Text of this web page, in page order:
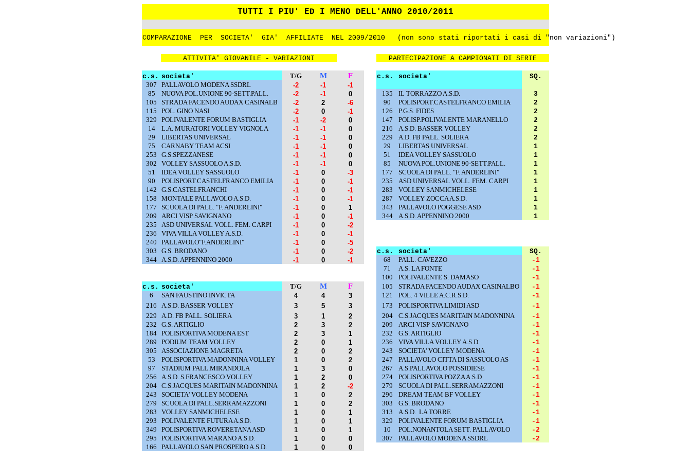
TUTTI I PIU' ED I MENO DELL'ANNO 2010/2011
COMPARAZIONE PER SOCIETA' GIA' AFFILIATE NEL 2009/2010 (non sono stati riportati i casi di "non variazioni")
ATTIVITA' GIOVANILE - VARIAZIONI PARTECIPAZIONE A CAMPIONATI DI SERIE
c.s. societa' T/G M F c.s. societa'
SQ.
307
PALLAVOLO MODENA SSDRL -2 -1
-1
85
NUOVA POL.UNIONE 90-SETT.PALL. -2 -1 0 135 IL TORRAZZO A.S.D.
3
105
STRADA FACENDO AUDAX CASINALB -2 2 -6 90 POLISPORT.CASTELFRANCO EMILIA
2
115
POL. GINO NASI -2 0 -1 126 P.G.S. FIDES
2
329
POLIVALENTE FORUM BASTIGLIA -1 -2 0 147 POLISP.POLIVALENTE MARANELLO
2
14
L.A. MURATORI VOLLEY VIGNOLA -1 -1 0 216 A.S.D. BASSER VOLLEY
2
29
LIBERTAS UNIVERSAL -1 -1 0 229 A.D. FB PALL. SOLIERA
2
75
CARNABY TEAM ACSI -1 -1 0 29 LIBERTAS UNIVERSAL
1
253
G.S.SPEZZANESE -1 -1 0 51 IDEA VOLLEY SASSUOLO
1
302
VOLLEY SASSUOLO A.S.D. -1 -1 0 85 NUOVA POL.UNIONE 90-SETT.PALL.
1
51
IDEA VOLLEY SASSUOLO -1 0 -3 177 SCUOLA DI PALL. "F. ANDERLINI"
1
90
POLISPORT.CASTELFRANCO EMILIA -1 0 -1 235 ASD UNIVERSAL VOLL. FEM. CARPI
1
142
G.S.CASTELFRANCHI -1 0 -1 283 VOLLEY SANMICHELESE
1
158
MONTALE PALLAVOLO A.S.D. -1 0 -1 287 VOLLEY ZOCCA A.S.D.
1
177
SCUOLA DI PALL. "F. ANDERLINI" -1 0 1 343 PALLAVOLO POGGESE ASD
1
209
ARCI VISP SAVIGNANO -1 0 -1 344 A.S.D. APPENNINO 2000
1
235
ASD UNIVERSAL VOLL. FEM. CARPI -1 0
-2
236
VIVA VILLA VOLLEY A.S.D. -1 0
-1
240
PALLAVOLO"F.ANDERLINI" -1 0
-5
303
G.S. BRODANO -1 0 -2 c.s. societa'
SQ.
344 A.S.D. APPENNINO 2000 -1 0 -1 68 PALL. CAVEZZO
-1
71
A.S. LA FONTE
-1
100
POLIVALENTE S. DAMASO
-1
c.s. societa' T/G M F 105 STRADA FACENDO AUDAX CASINALBO
-1
6
SAN FAUSTINO INVICTA 4 4 3 121 POL. 4 VILLE A.C.R.S.D.
-1
216
A.S.D. BASSER VOLLEY 3 5 3 173 POLISPORTIVA LIMIDI ASD
-1
229
A.D. FB PALL. SOLIERA 3 1 2 204 C.S.JACQUES MARITAIN MADONNINA
-1
232
G.S. ARTIGLIO 2 3 2 209 ARCI VISP SAVIGNANO
-1
184 POLISPORTIVA MODENA EST 2 3 1 232 G.S. ARTIGLIO
-1
289
PODIUM TEAM VOLLEY 2 0 1 236 VIVA VILLA VOLLEY A.S.D.
-1
305
ASSOCIAZIONE MAGRETA 2 0 2 243 SOCIETA' VOLLEY MODENA
-1
53
POLISPORTIVA MADONNINA VOLLEY 1 0 2 247 PALLAVOLO CITTA DI SASSUOLO AS
-1
97
STADIUM PALL.MIRANDOLA 1 3 0 267 A.S.PALLAVOLO POSSIDIESE
-1
256
A.S.D. S.FRANCESCO VOLLEY 1 2 0 274 POLISPORTIVA POZZA A.S.D
-1
204 C.S.JACQUES MARITAIN MADONNINA 1 2 -2 279 SCUOLA DI PALL.SERRAMAZZONI
-1
243
SOCIETA' VOLLEY MODENA 1 0 2 296 DREAM TEAM BF VOLLEY
-1
279
SCUOLA DI PALL.SERRAMAZZONI 1 0 2 303 G.S. BRODANO
-1
283
VOLLEY SANMICHELESE 1 0 1 313 A.S.D. LA TORRE
-1
293
POLIVALENTE FUTURA A.S.D. 1 0 1 329 POLIVALENTE FORUM BASTIGLIA
-1
349
POLISPORTIVA ROVERETANA ASD 1 0 1 10 POL.NONANTOLA SETT. PALLAVOLO
-2
295
POLISPORTIVA MARANO A.S.D. 1 0 0 307 PALLAVOLO MODENA SSDRL
-2
166
PALLAVOLO SAN PROSPERO A.S.D. 1 0 0